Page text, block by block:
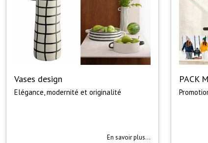
Vases design
Elégance, modernité et originalité
En savoir plus...
PACK